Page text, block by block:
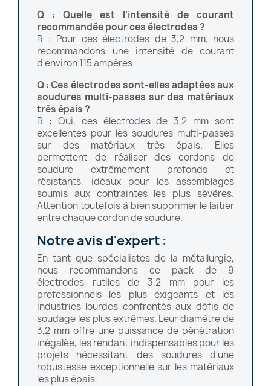
Q : Quelle est l'intensité de courant
recommandée pour ces électrodes ?
R : Pour ces électrodes de 3,2 mm, nous
recommandons une intensité de courant
d'environ 115 ampères.
Q : Ces électrodes sont-elles adaptées aux
soudures multi-passes sur des matériaux
très épais ?
R : Oui, ces électrodes de 3,2 mm sont
excellentes pour les soudures multi-passes
sur des matériaux très épais. Elles
permettent de réaliser des cordons de
soudure extrêmement profonds et
résistants, idéaux pour les assemblages
soumis aux contraintes les plus sévères.
Attention toutefois à bien supprimer le laitier
entre chaque cordon de soudure.
Notre avis d'expert :
En tant que spécialistes de la métallurgie,
nous recommandons ce pack de 9
électrodes rutiles de 3,2 mm pour les
professionnels les plus exigeants et les
industries lourdes confrontés aux défis de
soudage les plus extrêmes. Leur diamètre de
3,2 mm offre une puissance de pénétration
inégalée, les rendant indispensables pour les
projets nécessitant des soudures d'une
robustesse exceptionnelle sur les matériaux
les plus épais.